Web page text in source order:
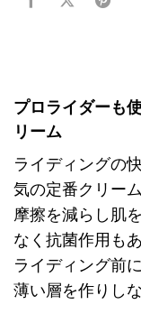
プロライダーも
リーム
ライディングの
気の定番クリーム
摩擦を減らし肌
なく抗菌作用も
ライディング前
薄い層を作りし